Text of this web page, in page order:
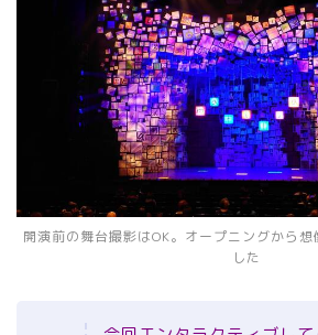
開演前の舞台撮影はOK。オープニングから
した